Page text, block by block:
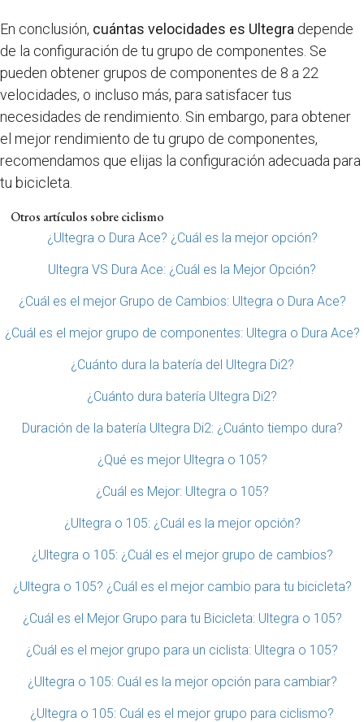
En conclusión, cuántas velocidades es Ultegra depende
de la configuración de tu grupo de componentes. Se
pueden obtener grupos de componentes de 8 a 22
velocidades, o incluso más, para satisfacer tus
necesidades de rendimiento. Sin embargo, para obtener
el mejor rendimiento de tu grupo de componentes,
recomendamos que elijas la configuración adecuada para
tu bicicleta.
Otros artículos sobre ciclismo
¿Ultegra o Dura Ace? ¿Cuál es la mejor opción?
Ultegra VS Dura Ace: ¿Cuál es la Mejor Opción?
¿Cuál es el mejor Grupo de Cambios: Ultegra o Dura Ace?
¿Cuál es el mejor grupo de componentes: Ultegra o Dura Ace?
¿Cuánto dura la batería del Ultegra Di2?
¿Cuánto dura batería Ultegra Di2?
Duración de la batería Ultegra Di2: ¿Cuánto tiempo dura?
¿Qué es mejor Ultegra o 105?
¿Cuál es Mejor: Ultegra o 105?
¿Ultegra o 105: ¿Cuál es la mejor opción?
¿Ultegra o 105: ¿Cuál es el mejor grupo de cambios?
¿Ultegra o 105? ¿Cuál es el mejor cambio para tu bicicleta?
¿Cuál es el Mejor Grupo para tu Bicicleta: Ultegra o 105?
¿Cuál es el mejor grupo para un ciclista: Ultegra o 105?
¿Ultegra o 105: Cuál es la mejor opción para cambiar?
¿Ultegra o 105: Cuál es el mejor grupo para ciclismo?